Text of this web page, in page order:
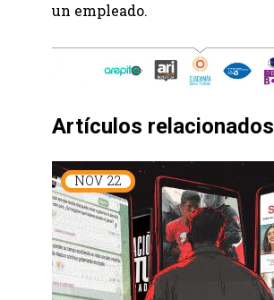
un empleado.
Artículos relacionados
NOV 22